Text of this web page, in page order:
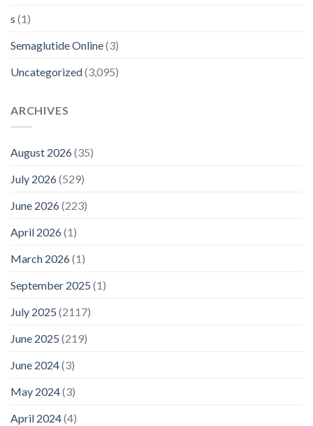
s (1)
Semaglutide Online(3)
Uncategorized(3,095)
ARCHIVES
August 2026(35)
July 2026(529)
June 2026(223)
April 2026(1)
March 2026(1)
September 2025 (1)
July 2025 (2117)
June 2025 (219)
June 2024(3)
May 2024(3)
April 2024(4)